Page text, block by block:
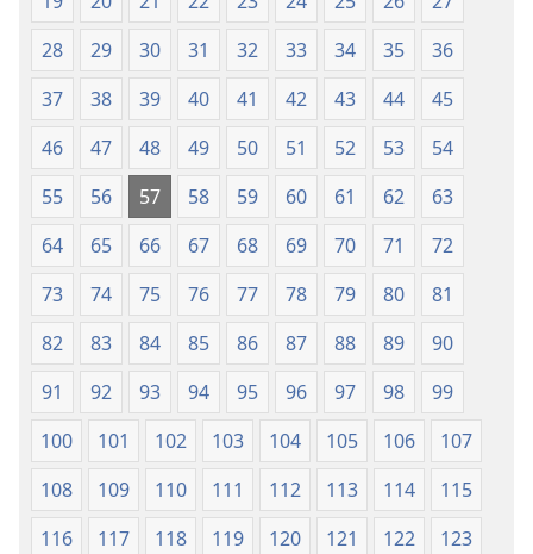
de 1987)de 1987)
28
29 30 31 32 33 34 35
36
37
38 39 40 41 42 43 44
45
46
47 48 49 50 51 52 53
54
55
56 57 58 59 60 61 62
63
64
65 66 67 68 69 70 71
72
73
74 75 76 77 78 79 80
81
82
83 84 85 86 87 88 89
90
91
92 93 94 95 96 97 98
99
100
101 102 103 104 105 106
107
108
109 110 111 112 113 114
115
116
117 118 119 120 121 122
123